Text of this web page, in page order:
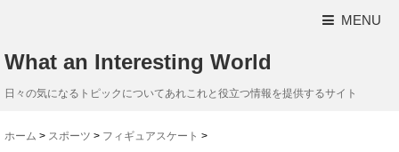
MENU
What an Interesting World
日々の気になるトピックについてあれこれと役立つ情報を提供するサイト
ホーム > スポーツ > フィギュアスケート >